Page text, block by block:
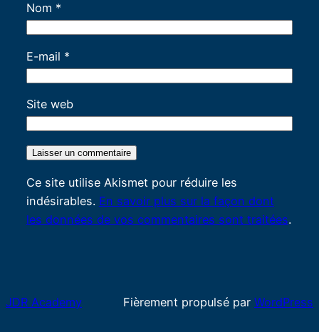
Nom *
E-mail *
Site web
Ce site utilise Akismet pour réduire les
indésirables. En savoir plus sur la façon dont
les données de vos commentaires sont traitées.
JDR Academy Fièrement propulsé par WordPress